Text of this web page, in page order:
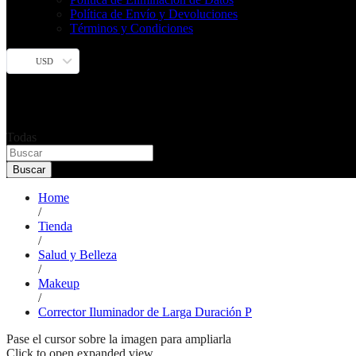
Política de Envío y Devoluciones
Términos y Condiciones
USD
Todas
Buscar
Home
/
Tienda
/
Salud y Belleza
/
Makeup
/
Corrector Iluminador de Larga Duración P
Pase el cursor sobre la imagen para ampliarla
Click to open expanded view